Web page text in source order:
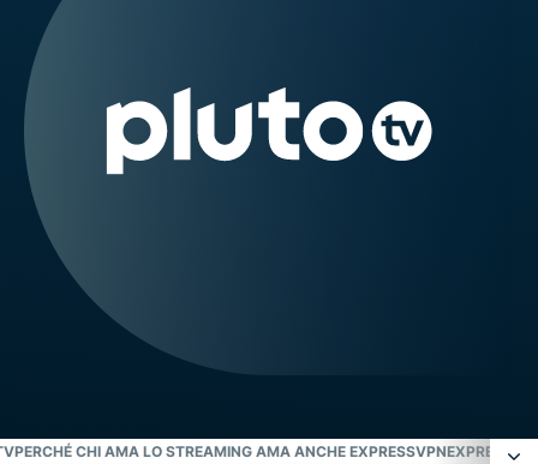
PERCHÉ CHI AMA LO STREAMING AMA ANCHE EXPRESSVPN